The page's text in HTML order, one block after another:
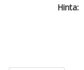
Hinta: